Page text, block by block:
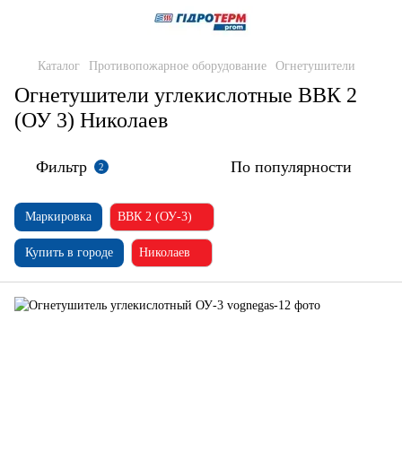
Каталог Противопожарное оборудование Огнетушители
Огнетушители углекислотные ВВК 2
(ОУ 3) Николаев
Фильтр 2 По популярности
Маркировка ВВК 2 (ОУ-3)
Купить в городе Николаев